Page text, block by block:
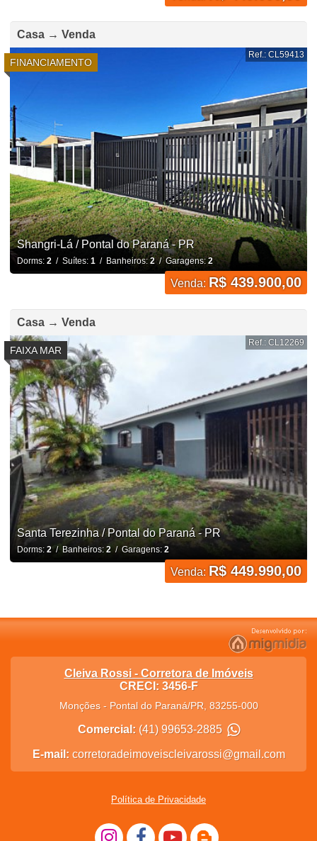
Casa → Venda
FINANCIAMENTO
Ref.: CL59413
Shangri-Lá / Pontal do Paraná - PR
Dorms: 2/ Suítes: 1/ Banheiros:2/ Garagens:2
Venda: R$ 439.900,00
Casa → Venda
FAIXA MAR
Ref.: CL12269
Santa Terezinha / Pontal do Paraná - PR
Dorms: 2/ Banheiros: 2/ Garagens: 2
Venda: R$ 449.990,00
Cleiva Rossi - Corretora de Imóveis
CRECI: 3456-F
Monções- Pontal do Paraná/PR, 83255-000
Comercial: (41) 99653-2885
E-mail: corretoradeimoveiscleivarossi@gmail.com
Política de Privacidade